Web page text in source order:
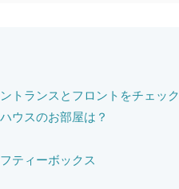
トランスとフロントをチェック
ウスのお部屋は？
ティーボックス